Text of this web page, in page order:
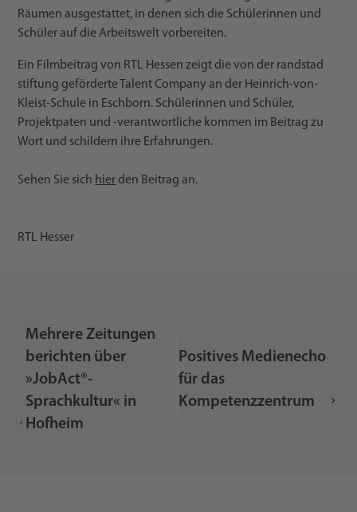
Räumen ausgestattet, in denen sich die Schülerinnen und
Schüler auf die Arbeitswelt vorbereiten.
Ein Filmbeitrag von RTL Hessen zeigt die von der randstad
stiftung geförderte Talent Company an der Heinrich-von-
Kleist-Schule in Eschborn. Schülerinnen und Schüler,
Projektpaten und -verantwortliche kommen im Beitrag zu
Wort und schildern ihre Erfahrungen.
Sehen Sie sich hierden Beitrag an.
RTL Hesser
Mehrere Zeitungen
berichten über
»JobAct®-
Sprachkultur« in
Hofheim
Positives Medienecho
für das
Kompetenzzentrum